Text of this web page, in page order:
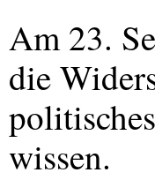
Am 23.
die
wissen.